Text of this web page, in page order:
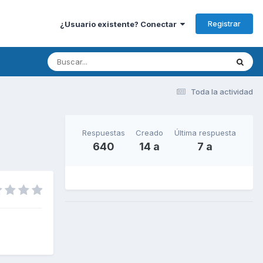
¿Usuario existente? Conectar Registrar
Toda la actividad
Respuestas
640
Creado
14 a
Última respuesta
7 a